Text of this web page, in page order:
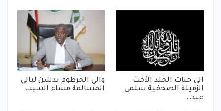
الى جنات الخلد الأخت
الزميلة الصحفية سلمى
عبد…
والي الخرطوم يدشن ليالي
المسالمة مساء السبت